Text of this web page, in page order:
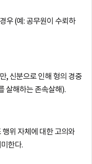
우 (예: 공무원이 수뢰하
, 신분으로 인해 형의 경중
살해하는 존속살해).
위 자체에 대한 고의와
한다.